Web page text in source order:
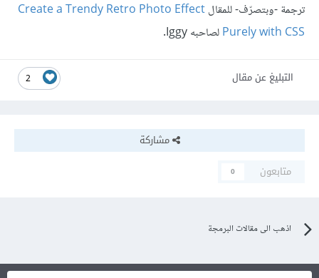
ترجمة -وبتصرّف- للمقالCreate a Trendy Retro Photo Effect
Purely with CSSلصاحبه Iggy.
2 التبليغ عن مقال
مشاركة
متابعون
0
اذهب الى مقالات البرمجة